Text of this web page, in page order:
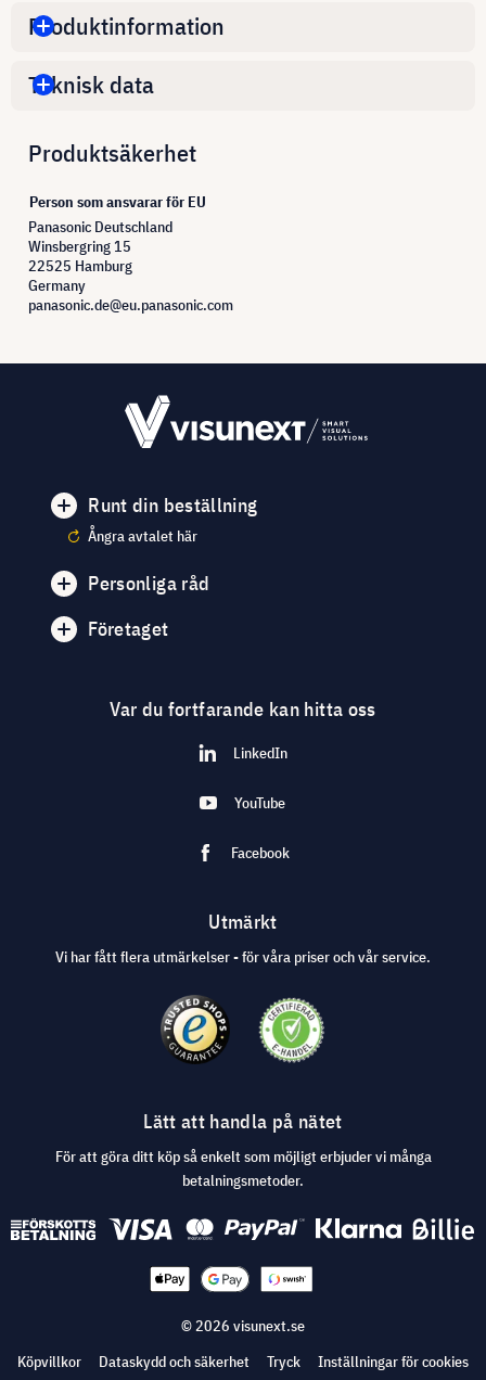
Produktinformation
Teknisk data
Produktsäkerhet
Person som ansvarar för EU
Panasonic Deutschland
Winsbergring 15
22525 Hamburg
Germany
panasonic.de@eu.panasonic.com
Runt din beställning
Ångra avtalet här
Personliga råd
Företaget
Var du fortfarande kan hitta oss
LinkedIn
YouTube
Facebook
Utmärkt
Vi har fått flera utmärkelser - för våra priser och vår service.
Lätt att handla på nätet
För att göra ditt köp så enkelt som möjligt erbjuder vi många
betalningsmetoder.
© 2026 visunext.se
Köpvillkor
Dataskydd och säkerhet Tryck
Inställningar för cookies